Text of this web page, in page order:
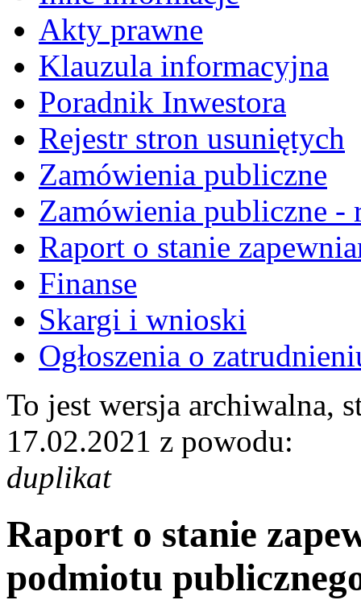
Akty prawne
Klauzula informacyjna
Poradnik Inwestora
Rejestr stron usuniętych
Zamówienia publiczne
Zamówienia publiczne -
Raport o stanie
Finanse
Skargi i wnioski
Ogłoszenia o
To jest wersja archiwalna,
17.02.2021 z powodu:
duplikat
Raport o stanie
podmiotu